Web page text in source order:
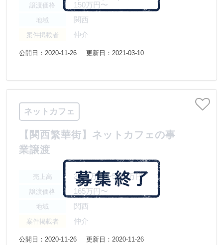
譲渡価格 150万円〜
地域 関西
案件掲載者 仲介
公開日：2020-11-26 更新日：2021-03-10
ネットカフェ
【関西繁華街】ネットカフェの事
業譲渡
売上高 3000万円〜5000万円
譲渡価格 165万円〜
地域 関西
案件掲載者 仲介
公開日：2020-11-26 更新日：2020-11-26